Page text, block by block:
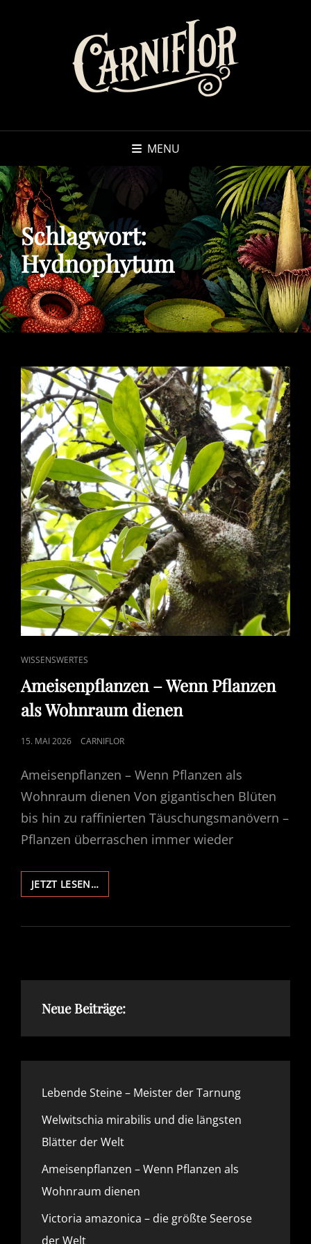
MENU
Schlagwort:
Hydnophytum
CAT
LINKS
WISSENSWERTES
Ameisenpflanzen – Wenn Pflanzen
als Wohnraum dienen
POSTED
15. MAI 2026 CARNIFLOR
Ameisenpflanzen – Wenn Pflanzen als
Wohnraum dienen Von gigantischen Blüten
bis hin zu raffinierten Täuschungsmanövern –
Pflanzen überraschen immer wieder
JETZT LESEN…AMEISENPFLANZEN
–
PFLANZEN
Neue Beiträge:
Lebende Steine – Meister der Tarnung
Welwitschia mirabilis und die längsten
Blätter der Welt
Ameisenpflanzen – Wenn Pflanzen als
Wohnraum dienen
Victoria amazonica – die größte Seerose
der Welt